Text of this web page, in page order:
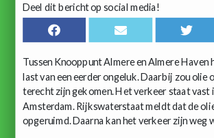
Deel dit bericht op social media!
Tussen Knooppunt Almere en Almere Haven
last van een eerder ongeluk. Daarbij zou olie
terecht zijn gekomen. Het verkeer staat vast
Amsterdam. Rijkswaterstaat meldt dat de
opgeruimd. Daarna kan het verkeer zijn weg